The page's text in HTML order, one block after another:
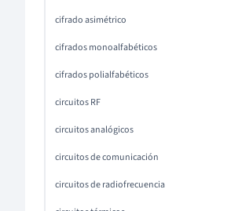
cifrado asimétrico
cifrados monoalfabéticos
cifrados polialfabéticos
circuitos RF
circuitos analógicos
circuitos de comunicación
circuitos de radiofrecuencia